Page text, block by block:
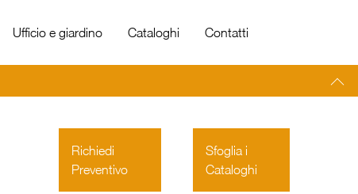
Ufficio e giardino Cataloghi Contatti
Richiedi
Preventivo
Sfoglia i
Cataloghi